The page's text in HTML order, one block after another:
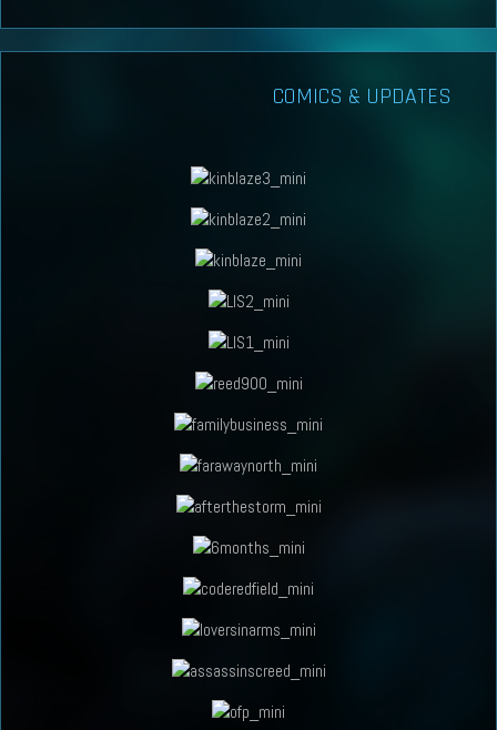
COMICS & UPDATES